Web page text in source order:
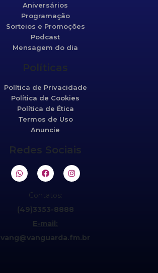
Aniversários
Programação
Sorteios e Promoções
Podcast
Mensagem do dia
Políticas
Política de Privacidade
Política de Cookies
Política de Ética
Termos de Uso
Anuncie
Redes Sociais
Contatos:
(49)3353-8888
E-mail:
vang@vanguarda.fm.br